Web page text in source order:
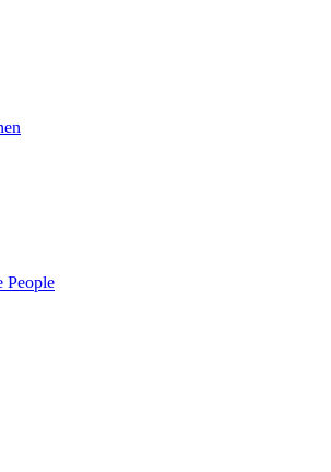
People